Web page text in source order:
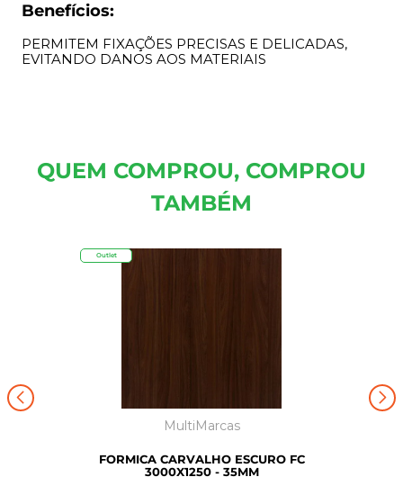
Benefícios:
PERMITEM FIXAÇÕES PRECISAS E DELICADAS,
EVITANDO DANOS AOS MATERIAIS
QUEM COMPROU, COMPROU
TAMBÉM
Outlet
MultiMarcas
FORMICA CARVALHO ESCURO FC
3000X1250 - 35MM